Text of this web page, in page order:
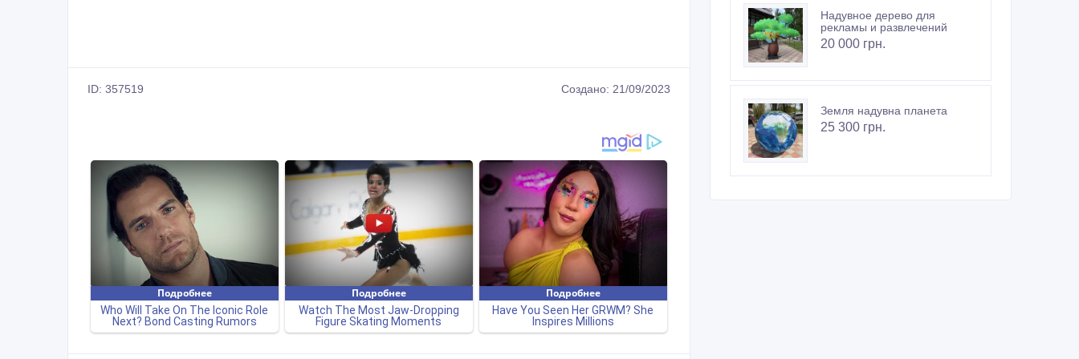
ID: 357519 Создано: 21/09/2023
Надувное дерево для
рекламы и развлечений
20 000 грн.
Земля надувна планета
25 300 грн.